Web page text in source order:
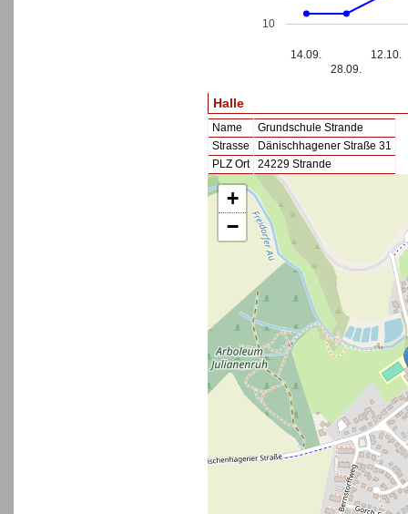
14.09.
28.09.
12.10.
10
Halle
Name
Grundschule Strande
Strasse
Dänischhagener Straße 31
PLZ Ort
24229 Strande
+
−